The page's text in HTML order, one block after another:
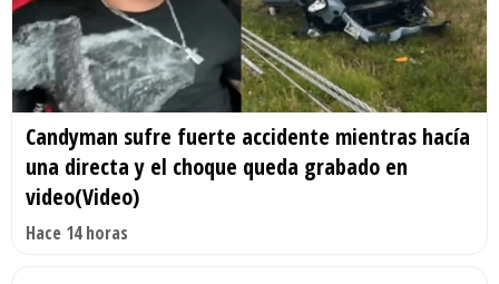
Candyman sufre fuerte accidente mientras hacía
una directa y el choque queda grabado en
video(Video)
Hace 14 horas